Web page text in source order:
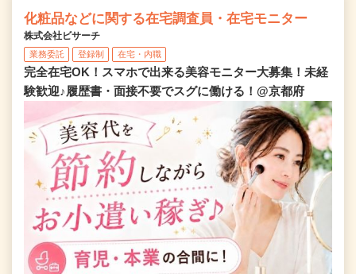
化粧品などに関する在宅調査員・在宅モニター
株式会社ビサーチ
業務委託 登録制 在宅・内職
完全在宅OK！スマホで出来る美容モニター大募集！未経
験歓迎♪履歴書・面接不要でスグに働ける！@京都府